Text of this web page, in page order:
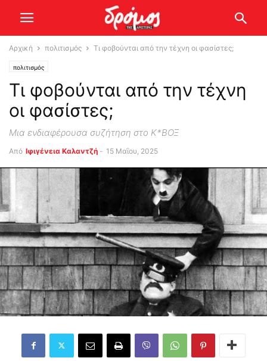
Αρχική πολιτισμός Τι φοβούνται από την τέχνη οι φασίστες;
πολιτισμός
Τι φοβούνται από την τέχνη
οι φασίστες;
Μια ενδιαφέρουσα συζήτηση στο Κ*ΒΟΞ
Από Ιφιγένεια Καλαντζή - 15 Μαΐου, 2025